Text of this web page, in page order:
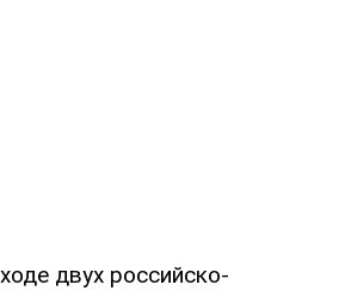
двух российско-